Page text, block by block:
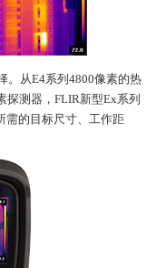
。从E4系列 4800像素的热
探测器， FLIR新型Ex系列
需的目标尺寸、工作距